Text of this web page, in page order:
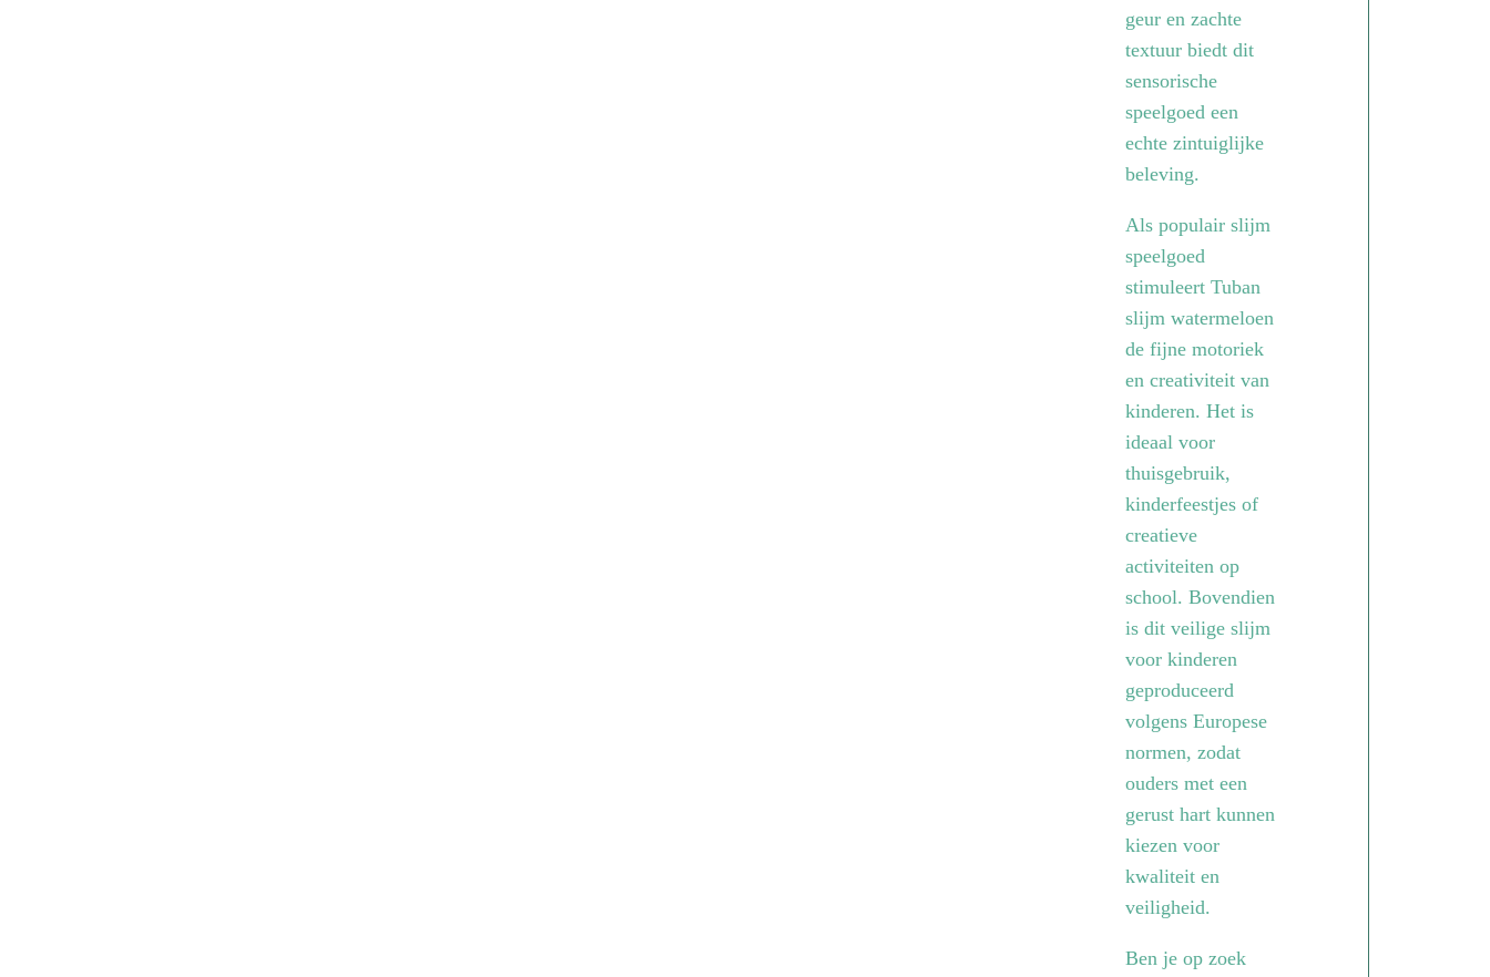
geur en zachte
textuur biedt dit
sensorische
speelgoed een
echte zintuiglijke
beleving.
Als populair slijm
speelgoed
stimuleert Tuban
slijm watermeloen
de fijne motoriek
en creativiteit van
kinderen. Het is
ideaal voor
thuisgebruik,
kinderfeestjes of
creatieve
activiteiten op
school. Bovendien
is dit veilige slijm
voor kinderen
geproduceerd
volgens Europese
normen, zodat
ouders met een
gerust hart kunnen
kiezen voor
kwaliteit en
veiligheid.
Ben je op zoek